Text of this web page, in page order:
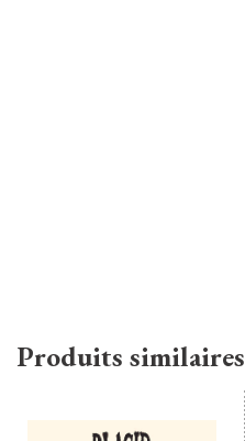
Produits similaires